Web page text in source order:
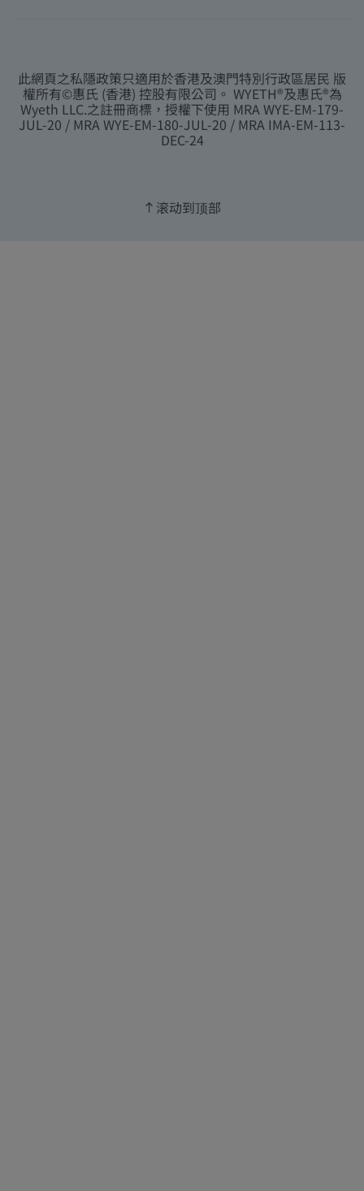
此網頁之私隱政策只適用於香港及澳門特別行政區居民 版
權所有©惠氏 (香港) 控股有限公司。 WYETH®及惠氏®為
Wyeth LLC.之註冊商標，授權下使用 MRA WYE-EM-179-
JUL-20 / MRA WYE-EM-180-JUL-20 / MRA IMA-EM-113-
DEC-24
滚动到顶部